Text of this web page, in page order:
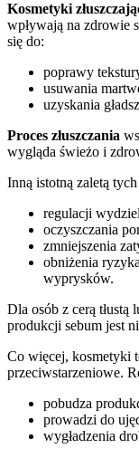
Kosmetyki
wpływają na zdrowie
się do:
poprawy
usuwania
uzyskania
Proces złuszczania
wygląda świeżo i
Inną istotną zaletą
regulacji
oczyszczania
zmniejszenia
obniżenia
wyprysków.
Dla osób z cerą
produkcji sebum jest
Co więcej, kosmetyki
przeciwstarzeniowe.
pobudza
prowadzi do
wygładzenia